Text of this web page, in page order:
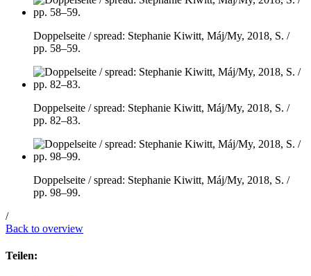
Doppelseite / spread: Stephanie Kiwitt, Máj/My, 2018, S. /
pp. 58–59.
Doppelseite / spread: Stephanie Kiwitt, Máj/My, 2018, S. /
pp. 82–83.
Doppelseite / spread: Stephanie Kiwitt, Máj/My, 2018, S. /
pp. 98–99.
/
Back to overview
Teilen: